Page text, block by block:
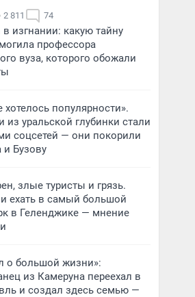
2 811 74
изгнании: какую тайну
профессора
вуза, которого обожали
хотелось популярности».
из уральской глубинки стали
соцсетей — они покорили
и Бузову
злые туристы и грязь.
ехать в самый большой
в Геленджике — мнение
о большой жизни»:
из Камеруна переехал в
и создал здесь семью —